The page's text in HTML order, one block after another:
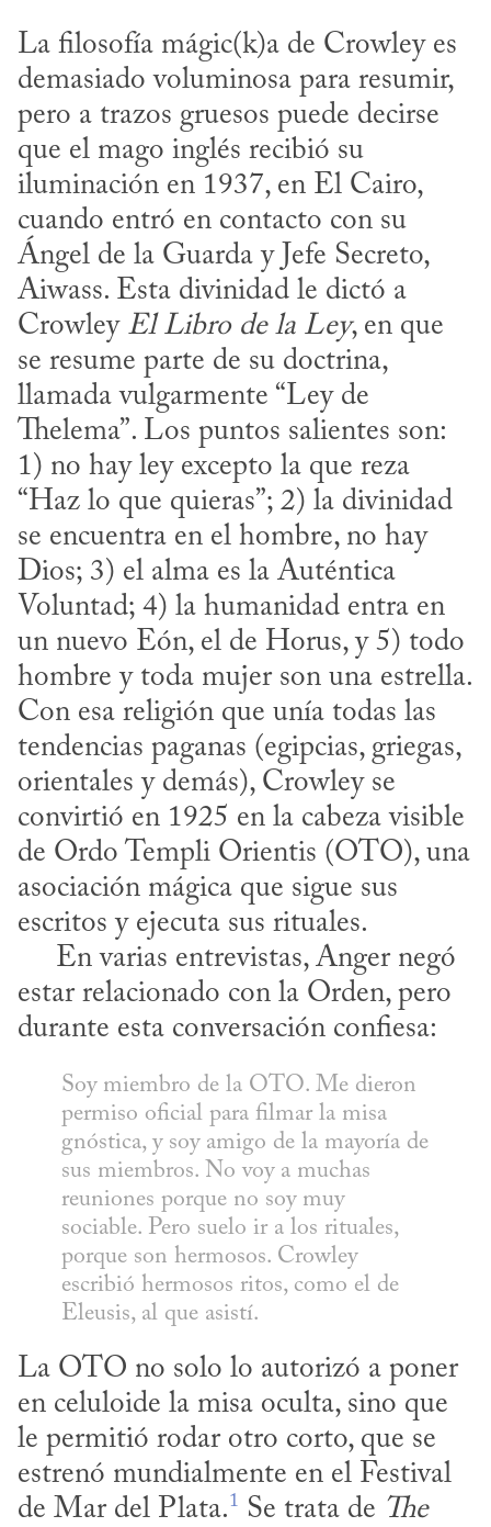
La filosofía mágic(k)a de Crowley es
demasiado voluminosa para resumir,
pero a trazos gruesos puede decirse
que el mago inglés recibió su
iluminación en 1937, en El Cairo,
cuando entró en contacto con su
Ángel de la Guarda y Jefe Secreto,
Aiwass. Esta divinidad le dictó a
Crowley El Libro de la Ley, en que
se resume parte de su doctrina,
llamada vulgarmente “Ley de
Thelema”. Los puntos salientes son:
1) no hay ley excepto la que reza
“Haz lo que quieras”; 2) la divinidad
se encuentra en el hombre, no hay
Dios; 3) el alma es la Auténtica
Voluntad; 4) la humanidad entra en
un nuevo Eón, el de Horus, y 5) todo
hombre y toda mujer son una estrella.
Con esa religión que unía todas las
tendencias paganas (egipcias, griegas,
orientales y demás), Crowley se
convirtió en 1925 en la cabeza visible
de Ordo Templi Orientis (OTO), una
asociación mágica que sigue sus
escritos y ejecuta sus rituales.
estar relacionado con la Orden, pero
durante esta conversación confiesa:
Soy miembro de la OTO. Me dieron
permiso oficial para filmar la misa
gnóstica, y soy amigo de la mayoría de
sus miembros. No voy a muchas
reuniones porque no soy muy
sociable. Pero suelo ir a los rituales,
porque son hermosos. Crowley
escribió hermosos ritos, como el de
Eleusis, al que asistí.
La OTO no solo lo autorizó a poner
en celuloide la misa oculta, sino que
le permitió rodar otro corto, que se
estrenó mundialmente en el Festival
de Mar del Plata.1 Se trata de The